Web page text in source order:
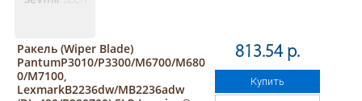
Ракель (Wiper Blade)
PantumP3010/P3300/M6700/M680
0/M7100,
LexmarkB2236dw/MB2236adw
813.54 р.
Купить